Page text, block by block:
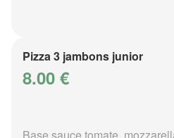
Pizza 3 jambons junior
8.00 €
Base sauce tomate,